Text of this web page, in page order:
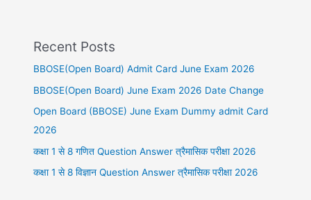
Recent Posts
BBOSE(Open Board) Admit Card June Exam 2026
BBOSE(Open Board) June Exam 2026 Date Change
Open Board (BBOSE) June Exam Dummy admit Card
2026
कक्षा 1 से 8 गणित Question Answer त्रैमासिक परीक्षा 2026
कक्षा 1 से 8 विज्ञान Question Answer त्रैमासिक परीक्षा 2026